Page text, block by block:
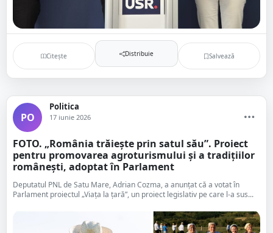
Citește Distribuie Salvează
PO
Politica
17 iunie 2026
FOTO. „România trăiește prin satul său”. Proiect
pentru promovarea agroturismului și a tradițiilor
românești, adoptat în Parlament
Deputatul PNL de Satu Mare, Adrian Cozma, a anunțat că a votat în
Parlament proiectul „Viața la țară”, un proiect legislativ pe care l-a sus...